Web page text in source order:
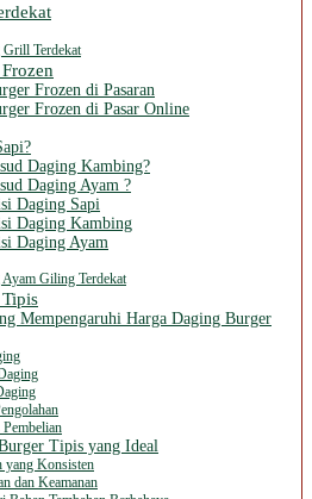
Terdekat
Frozen di Pasaran
Frozen di Pasar Online
Daging Kambing?
Daging Ayam ?
Daging Sapi
Daging Kambing
Daging Ayam
Giling Terdekat
Mempengaruhi Harga Daging Burger
Tipis yang Ideal
yang Konsisten
dan Keamanan